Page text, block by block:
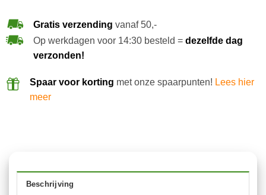
Gratis verzending vanaf 50,-
Op werkdagen voor 14:30 besteld = dezelfde dag
verzonden!
Spaar voor korting met onze spaarpunten! Lees hier
meer
Beschrijving